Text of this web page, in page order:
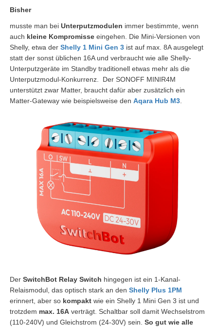
Bisher
musste man bei Unterputzmodulen immer bestimmte, wenn
auch kleine Kompromisse eingehen. Die Mini-Versionen von
Shelly, etwa der Shelly 1 Mini Gen 3 ist auf max. 8A ausgelegt
statt der sonst üblichen 16A und verbraucht wie alle Shelly-
Unterputzgeräte im Standby traditionell etwas mehr als die
Unterputzmodul-Konkurrenz. Der SONOFF MINIR4M
unterstützt zwar Matter, braucht dafür aber zusätzlich ein
Matter-Gateway wie beispielsweise den Aqara Hub M3.
Der SwitchBot Relay Switch hingegen ist ein 1-Kanal-
Relaismodul, das optisch stark an den Shelly Plus 1PM
erinnert, aber so kompakt wie ein Shelly 1 Mini Gen 3 ist und
trotzdem max. 16A verträgt. Schaltbar soll damit Wechselstrom
(110-240V) und Gleichstrom (24-30V) sein. So gut wie alle